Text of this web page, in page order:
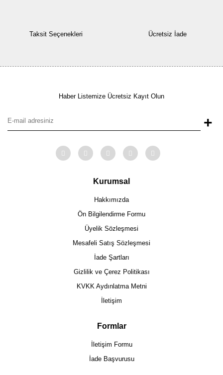
Taksit Seçenekleri Ücretsiz İade
Haber Listemize Ücretsiz Kayıt Olun
+
Kurumsal
Hakkımızda
Ön Bilgilendirme Formu
Üyelik Sözleşmesi
Mesafeli Satış Sözleşmesi
İade Şartları
Gizlilik ve Çerez Politikası
KVKK Aydınlatma Metni
İletişim
Formlar
İletişim Formu
İade Başvurusu